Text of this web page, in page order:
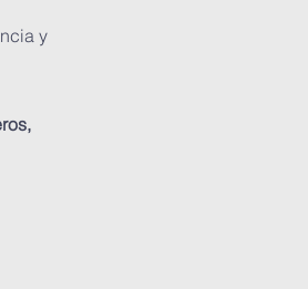
y